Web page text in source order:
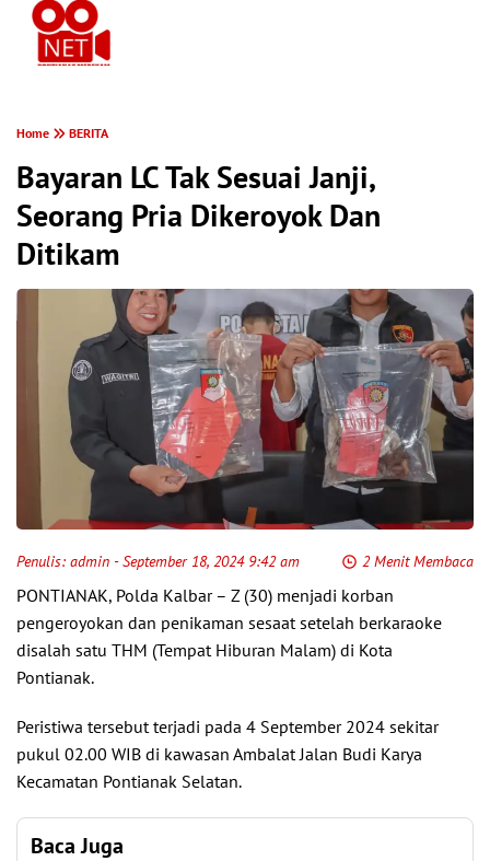
Home BERITA
Bayaran LC Tak Sesuai Janji,
Seorang Pria Dikeroyok Dan
Ditikam
Penulis: admin - September 18, 2024 9:42 am 2 Menit Membaca
PONTIANAK, Polda Kalbar – Z (30) menjadi korban
pengeroyokan dan penikaman sesaat setelah berkaraoke
disalah satu THM (Tempat Hiburan Malam) di Kota
Pontianak.
Peristiwa tersebut terjadi pada 4 September 2024 sekitar
pukul 02.00 WIB di kawasan Ambalat Jalan Budi Karya
Kecamatan Pontianak Selatan.
Baca Juga